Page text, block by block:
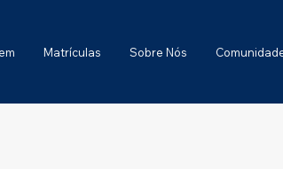
Matrículas Sobre Nós